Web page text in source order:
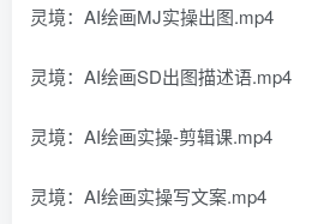
灵境：AI绘画MJ实操出图.mp4
灵境：AI绘画SD出图描述语.mp4
灵境：AI绘画实操-剪辑课.mp4
灵境：AI绘画实操写文案.mp4